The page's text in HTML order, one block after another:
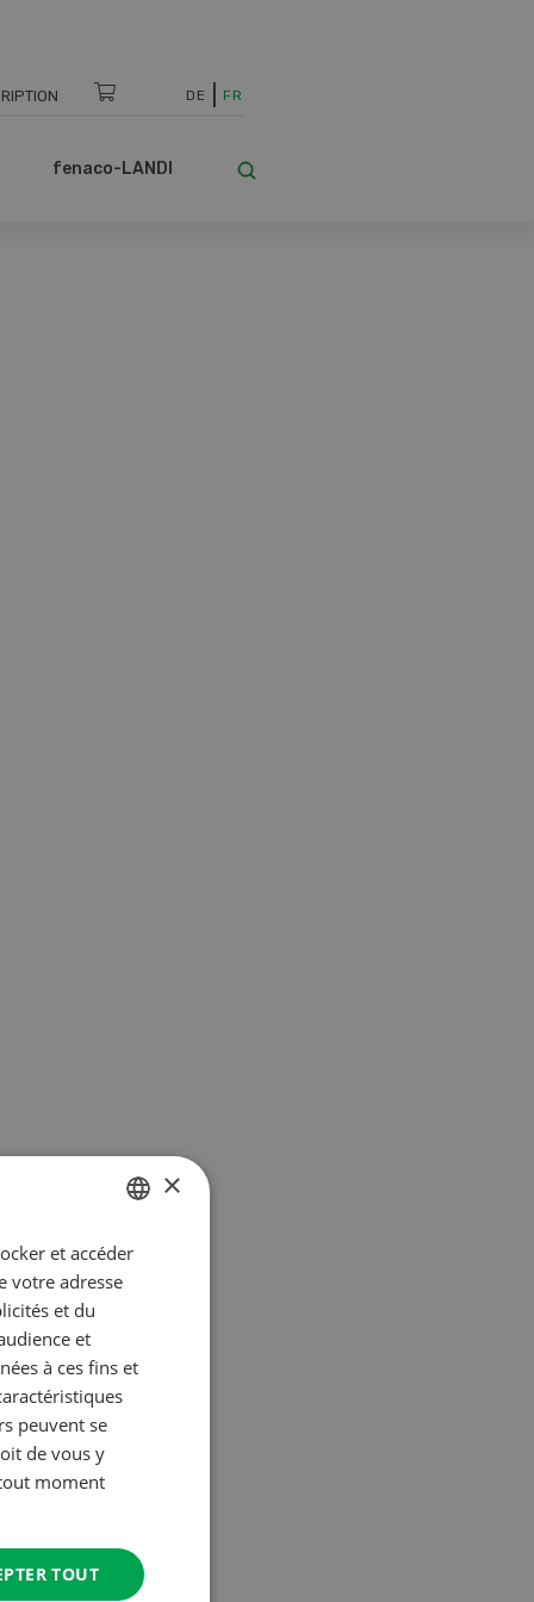
DE FR
fenaco-LANDI
GERMAN
FRENCH
×
et accéder
votre adresse
et du
et
à ces fins et
peuvent se
de vous y
moment
TOUT